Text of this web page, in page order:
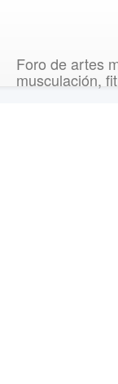
Foro de artes
musculación,